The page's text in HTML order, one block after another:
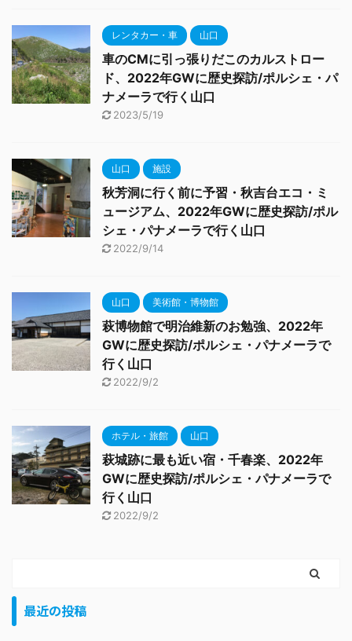
レンタカー・車 山口
車のCMに引っ張りだこのカルストロー
ド、2022年GWに歴史探訪/ポルシェ・パ
ナメーラで行く山口
2023/5/19
山口 施設
秋芳洞に行く前に予習・秋吉台エコ・ミ
ュージアム、2022年GWに歴史探訪/ポル
シェ・パナメーラで行く山口
2022/9/14
山口 美術館・博物館
萩博物館で明治維新のお勉強、2022年
GWに歴史探訪/ポルシェ・パナメーラで
行く山口
2022/9/2
ホテル・旅館 山口
萩城跡に最も近い宿・千春楽、2022年
GWに歴史探訪/ポルシェ・パナメーラで
行く山口
2022/9/2
最近の投稿